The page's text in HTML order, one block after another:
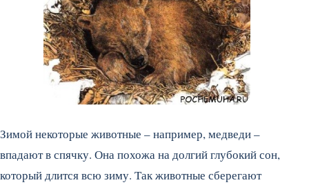
Зимой некоторые животные – например, медведи –
впадают в спячку. Она похожа на долгий глубокий сон,
который длится всю зиму. Так животные сберегают